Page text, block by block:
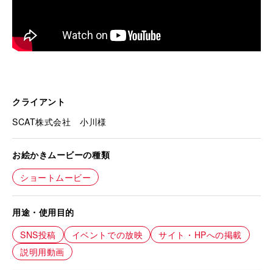
クライアント
SCAT株式会社 小川様
お絵かきムービーの種類
ショートムービー
用途・使用目的
SNS投稿
イベントでの放映
サイト・HPへの掲載
説明用動画